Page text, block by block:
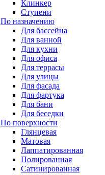
Клинкер
Ступени
По назначению
Для бассейна
Для ванной
Для кухни
Для офиса
Для террасы
Для улицы
Для фасада
Для фартука
Для бани
Для беседки
По поверхности
Глянцевая
Матовая
Лаппатированная
Полированная
Сатинированная